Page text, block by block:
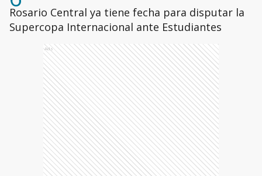
Rosario Central ya tiene fecha para disputar la
Supercopa Internacional ante Estudiantes
Ads